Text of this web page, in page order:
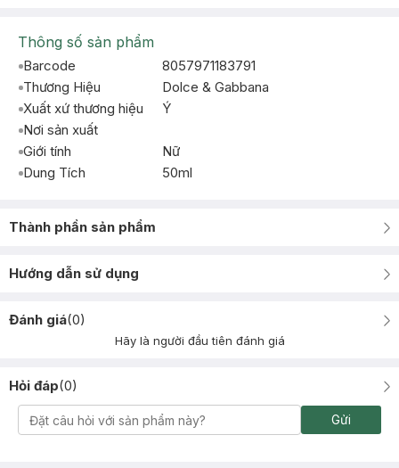
Thông số sản phẩm
Barcode
8057971183791
Thương Hiệu
Dolce & Gabbana
Xuất xứ thương hiệu
Ý
Nơi sản xuất
Giới tính
Nữ
Dung Tích
50ml
Thành phần sản phẩm
Hướng dẫn sử dụng
Đánh giá(0)
Hãy là người đầu tiên đánh giá
Hỏi đáp(0)
Gửi